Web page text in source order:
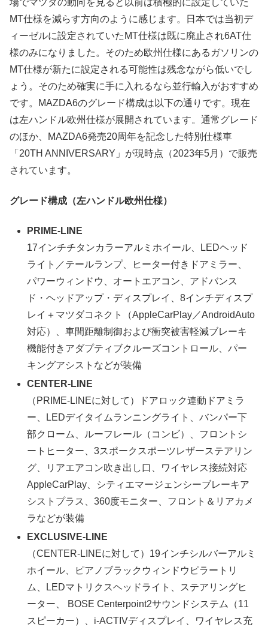
場でマツダの動向を見ると以前は積極的に設定していた
MT仕様を減らす方向のように感じます。日本では当初デ
ィーゼルに設定されていたMT仕様は既に廃止され6AT仕
様のみになりました。そのため欧州仕様にあるガソリンの
MT仕様が新たに設定される可能性は残念ながら低いでし
ょう。そのため確実に手に入れるなら並行輸入がおすすめ
です。MAZDA6のグレード構成は以下の通りです。現在
は左ハンドル欧州仕様が展開されています。通常グレード
のほか、MAZDA6発売20周年を記念した特別仕様車
「20TH ANNIVERSARY」が現時点（2023年5月）で販売
されています。
グレード構成（左ハンドル欧州仕様）
PRIME-LINE
17インチチタンカラーアルミホイール、LEDヘッド
ライト／テールランプ、ヒーター付きドアミラー、
パワーウィンドウ、オートエアコン、アドバンス
ド・ヘッドアップ・ディスプレイ、8インチディスプ
レイ＋マツダコネクト（AppleCarPlay／AndroidAuto
対応）、車間距離制御および衝突被害軽減ブレーキ
機能付きアダプティブクルーズコントロール、パー
キングアシストなどが装備
CENTER-LINE
（PRIME-LINEに対して）ドアロック連動ドアミラ
ー、LEDデイタイムランニングライト、バンパー下
部クローム、ルーフレール（コンビ）、フロントシ
ートヒーター、3スポークスポーツレザーステアリン
グ、リアエアコン吹き出し口、ワイヤレス接続対応
AppleCarPlay、シティエマージェンシーブレーキア
シストプラス、360度モニター、フロント＆リアカメ
ラなどが装備
EXCLUSIVE-LINE
（CENTER-LINEに対して）19インチシルバーアルミ
ホイール、ピアノブラックウィンドウピラートリ
ム、LEDマトリクスヘッドライト、ステアリングヒ
ーター、 BOSE Centerpoint2サウンドシステム（11
スピーカー）、i-ACTIVディスプレイ、ワイヤレス充